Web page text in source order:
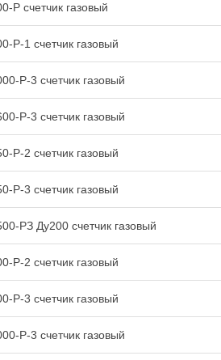
Р счетчик газовый
Р-1 счетчик газовый
Р-3 счетчик газовый
Р-3 счетчик газовый
Р-2 счетчик газовый
Р-3 счетчик газовый
РЗ Ду200 счетчик газовый
Р-2 счетчик газовый
Р-3 счетчик газовый
Р-3 счетчик газовый